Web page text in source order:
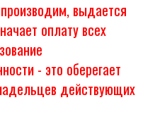
выдается
оплату всех
- это оберегает
действующих